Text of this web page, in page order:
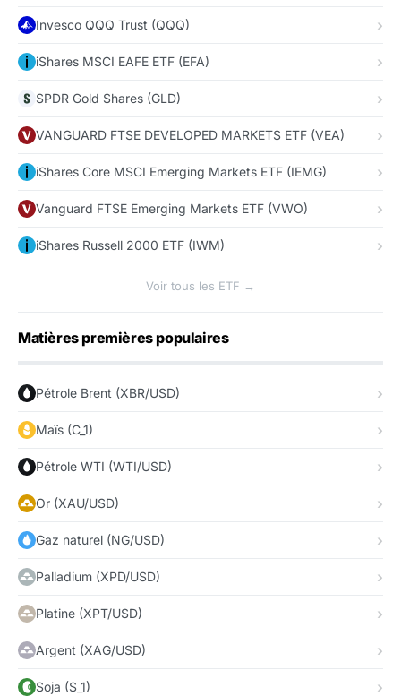
Invesco QQQ Trust (QQQ)
iShares MSCI EAFE ETF (EFA)
SPDR Gold Shares (GLD)
VANGUARD FTSE DEVELOPED MARKETS ETF (VEA)
iShares Core MSCI Emerging Markets ETF (IEMG)
Vanguard FTSE Emerging Markets ETF (VWO)
iShares Russell 2000 ETF (IWM)
Voir tous les ETF →
Matières premières populaires
Pétrole Brent (XBR/USD)
Maïs (C_1)
Pétrole WTI (WTI/USD)
Or (XAU/USD)
Gaz naturel (NG/USD)
Palladium (XPD/USD)
Platine (XPT/USD)
Argent (XAG/USD)
Soja (S_1)